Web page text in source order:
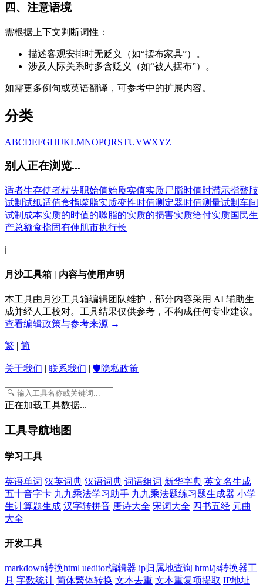
四、注意语境
需根据上下文判断词性：
描述客观安排时无贬义（如“摆布家具”）。
涉及人际关系时多含贬义（如“被人摆布”）。
如需更多例句或英语翻译，可参考中的扩展内容。
分类
ABCDEFGHIJKLMNOPQRSTUVWXYZ
别人正在浏览...
适者生存使者杖失职始值始质实值实质尸脂时值时滞示指螫肢
试制 试纸适值食指噬脂实质变性时值测定器时值测量试制车间
试制成本实质的时值的噬脂的实质的损害实质给付实质国民生
产总额食指固有伸肌市执行长
ℹ️
月沙工具箱 | 内容与使用声明
本工具由月沙工具箱编辑团队维护，部分内容采用 AI 辅助生
成并经人工校对。工具结果仅供参考，不构成任何专业建议。
查看编辑政策与参考来源 →
繁 简
关于我们 联系我们 🛡️隐私政策
正在加载工具数据...
工具导航地图
学习工具
英语单词 汉英词典 汉语词典 词语组词 新华字典 英文名生成
五十音字卡 九九乘法学习助手 九九乘法题练习题生成器 小学
生计算题生成 汉字转拼音 唐诗大全 宋词大全 四书五经 元曲
大全
开发工具
markdown转换html ueditor编辑器 ip归属地查询 html/js转换器工
具 字数统计 简体繁体转换 文本去重 文本重复项提取 IP地址